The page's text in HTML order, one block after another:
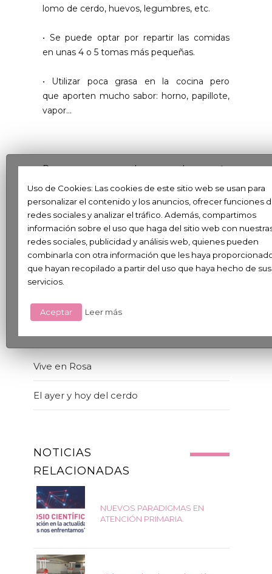
lomo de cerdo, huevos, legumbres, etc.
• Se puede optar por repartir las comidas
en unas 4 o 5 tomas más pequeñas.
• Utilizar poca grasa en la cocina pero
que aporten mucho sabor: horno, papillote,
vapor…
Descargar el documento
completo:
INTERPORC
RECOMENDACIONES SOBREPESO VIDA
EN ROSA .PDF
BLOGS
Vive en Rosa
El ayer y hoy del cerdo
NOTICIAS
RELACIONADAS
NUEVOS PARADIGMAS EN
ATENCIÓN PRIMARIA.
Uso de Cookies: Las cookies de este sitio web se usan para
personalizar el contenido y los anuncios, ofrecer funciones
redes sociales y analizar el tráfico. Además, compartimos
información sobre el uso que haga del sitio web con
redes sociales, publicidad y análisis web, quienes pueden
combinarla con otra información que les haya
que hayan recopilado a partir del uso que haya hecho de sus
servicios.
Aceptar Leer más